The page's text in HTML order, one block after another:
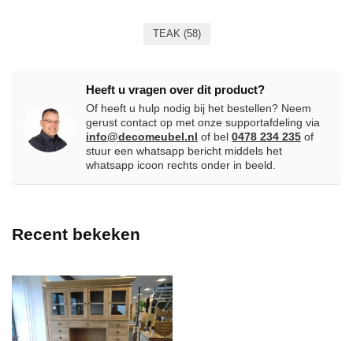
TEAK (58)
Heeft u vragen over dit product?
Of heeft u hulp nodig bij het bestellen? Neem
gerust contact op met onze supportafdeling via
info@decomeubel.nl of bel 0478 234 235 of
stuur een whatsapp bericht middels het
whatsapp icoon rechts onder in beeld.
Recent bekeken